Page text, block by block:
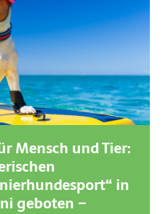
Mensch und Tier:
in
geboten –